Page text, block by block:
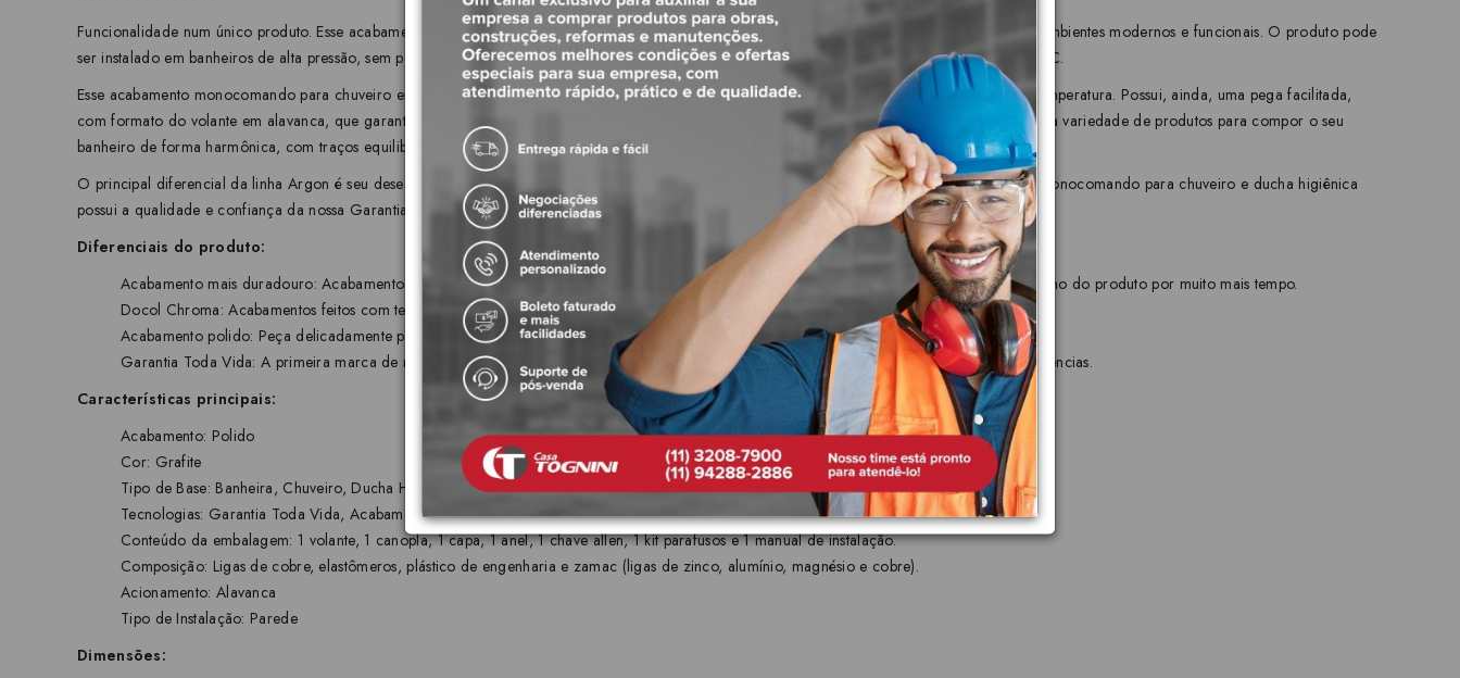
Funcionalidade num único produto. Esse acabamento monocomando para chuveiros e ducha higiênica na linha Argon grafite polido é feito para ambientes modernos e funcionais. O produto pode
ser instalado em banheiros de alta pressão, sem perder a qualidade e funcionamento, encaixa em bitolas de 1/2 e suporta temperaturas de até 70°C.
Esse acabamento monocomando para chuveiro entrega funcionalidade num só produto: numa única alavanca, você aciona a água e controla a temperatura. Possui, ainda, uma pega facilitada,
com formato do volante em alavanca, que garante um fácil acionamento da água mesmo com as mãos sujas ou ensaboadas. A linha Argon entrega variedade de produtos para compor o seu
banheiro de forma harmônica, com traços equilibrados e robustos, sem deixar a emoção de lado.
O principal diferencial da linha Argon é seu desenho simétrico, com equilibrio entre as formas. Ideal para lavabos e banheiros, esse acabamento monocomando para chuveiro e ducha higiênica
possui a qualidade e confiança da nossa Garantia Toda Vida. Por ter a forma de um cubo, torna-se uma peça ao mesmo tempo lúdica e funcional.
Diferenciais do produto:
Acabamento mais duradouro: Acabamento cromado biníquel de alta durabilidade e maior resistência à corrosão. Conserva a beleza e o brilho do produto por muito mais tempo.
Docol Chroma: Acabamentos feitos com tecnologia de ponta, que revelam a beleza e a pureza das cores dos metais nobres.
Acabamento polido: Peça delicadamente polida, o que proporciona brilho e elegância.
Garantia Toda Vida: A primeira marca de metais e louças sanitárias brasileira a oferecer garantia sem limite de tempo para instalações residencias.
Características principais:
Acabamento: Polido
Cor: Grafite
Tipo de Base: Banheira, Chuveiro, Ducha Higiênica
Tecnologias: Garantia Toda Vida, Acabamento biníquel, DocolChroma, Acabamento escovado
Conteúdo da embalagem: 1 volante, 1 canopla, 1 capa, 1 anel, 1 chave allen, 1 kit parafusos e 1 manual de instalação.
Composição: Ligas de cobre, elastômeros, plástico de engenharia e zamac (ligas de zinco, alumínio, magnésio e cobre).
Acionamento: Alavanca
Tipo de Instalação: Parede
Dimensões: